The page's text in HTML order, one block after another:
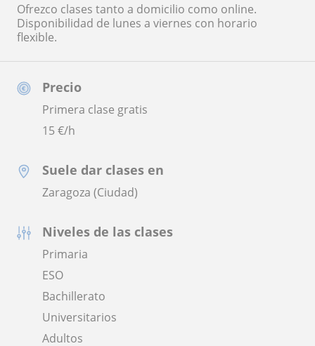
Precio
Primera clase gratis
15€/h
Suele dar clases en
Zaragoza (Ciudad)
Niveles de las clases
Primaria
ESO
Bachillerato
Universitarios
Adultos
Ofrezco clases tanto a domicilio como online.
Disponibilidad de lunes a viernes con horario
flexible.